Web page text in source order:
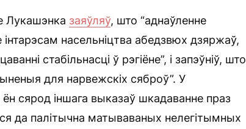
Лукашэнка заяўляў, што “аднаўленне
насельніцтва абедзвюх дзяржаў,
стабільнасці ў рэгіёне”, і запэўніў, што
для нарвежскіх сяброў”. У
сярод іншага выказаў шкадаванне праз
да палітычна матываваных нелегітымных